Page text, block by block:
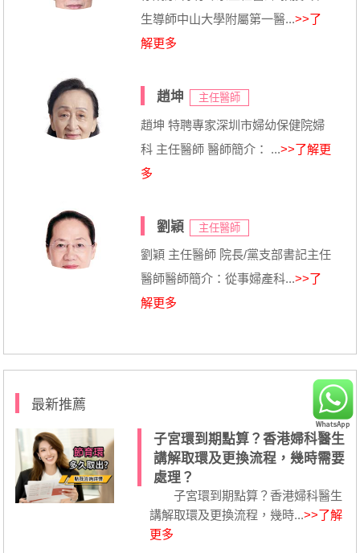
生導師中山大學附屬第一醫...>>了
解更多
趙坤 主任醫師
趙坤 特聘專家深圳市婦幼保健院婦
科 主任醫師 醫師簡介： ...>>了解更
多
劉穎 主任醫師
劉穎 主任醫師 院長/黨支部書記主任
醫師醫師簡介：從事婦產科...>>了
解更多
最新推薦
子宮環到期點算？香港婦科醫生
講解取環及更換流程，幾時需要
處理？
子宮環到期點算？香港婦科醫生
講解取環及更換流程，幾時...>>了解
更多